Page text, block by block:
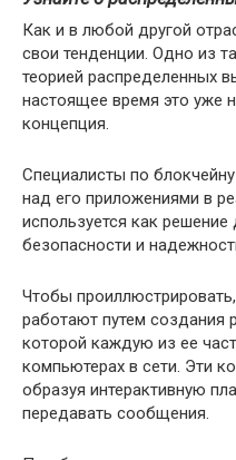
Как и в любой другой
свои тенденции. Одно из
теорией распределенных
настоящее время это уже
концепция.
Специалисты по
над его приложениями в
используется как
безопасности и
Чтобы
работают путем создания
которой каждую из ее
компьютерах в сети. Эти
образуя интерактивную
передавать сообщения.